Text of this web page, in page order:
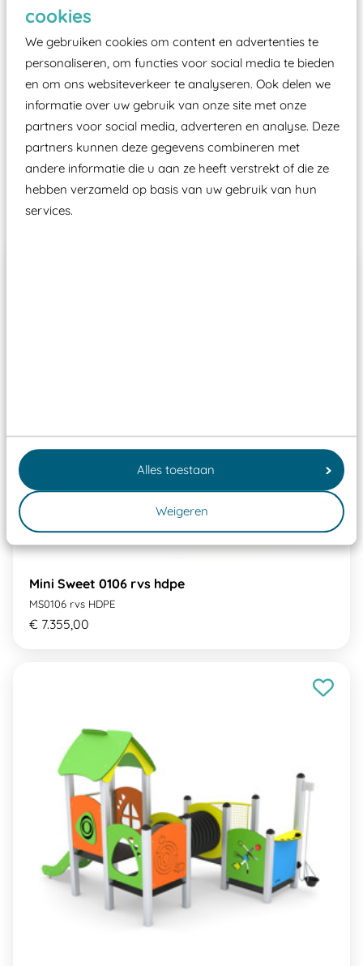
cookies
We gebruiken cookies om content en advertenties te
personaliseren, om functies voor social media te bieden
en om ons websiteverkeer te analyseren. Ook delen we
informatie over uw gebruik van onze site met onze
partners voor social media, adverteren en analyse. Deze
partners kunnen deze gegevens combineren met
andere informatie die u aan ze heeft verstrekt of die ze
hebben verzameld op basis van uw gebruik van hun
services.
Alles toestaan
Weigeren
moet zijn van een typekeuring, -plaatje en
certificering, uitgegeven door een Nederlands
aangewezen keuringsinstantie?
Wij ook speeltoestellen kunnen laten keuren zodat
ze toch binnen het Warenwetbesluit Attractie- en
Speeltoestellen vallen?
Past er goed bij
Mini Sweet 0106 rvs hdpe
MS0106 rvs HDPE
€ 7.355,00